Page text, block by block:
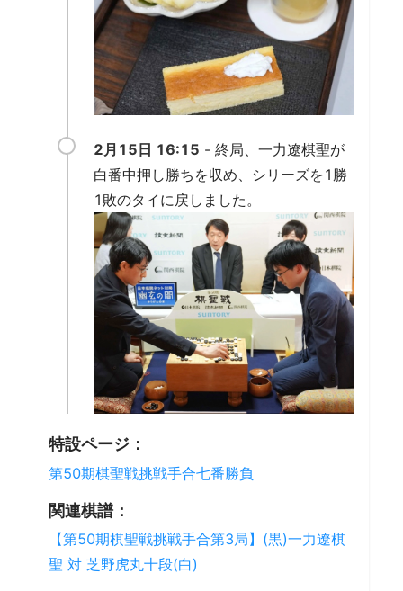
2月15日 16:15 - 終局、一力遼棋聖が
白番中押し勝ちを収め、シリーズを1勝
1敗のタイに戻しました。
特設ページ：
第50期棋聖戦挑戦手合七番勝負
関連棋譜：
【第50期棋聖戦挑戦手合第3局】(黒)一力遼棋
聖 対 芝野虎丸十段(白)